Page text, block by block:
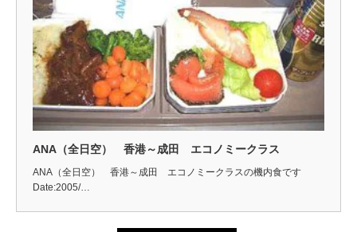
ANA（全日空） 香港～成田 エコノミークラス
ANA（全日空） 香港～成田 エコノミークラスの機内食です
Date:2005/…